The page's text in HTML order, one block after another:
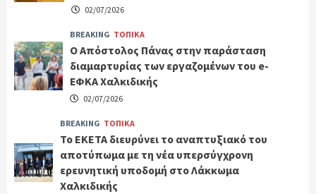
02/07/2026
BREAKING ΤΟΠΙΚΑ
Ο Απόστολος Πάνας στην παράσταση
διαμαρτυρίας των εργαζομένων του e-
ΕΦΚΑ Χαλκιδικής
02/07/2026
BREAKING ΤΟΠΙΚΑ
Το ΕΚΕΤΑ διευρύνει το αναπτυξιακό του
αποτύπωμα με τη νέα υπερσύγχρονη
ερευνητική υποδομή στο Λάκκωμα
Χαλκιδικής